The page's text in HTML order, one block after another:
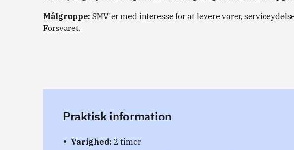
Målgruppe: SMV'er med interesse for at levere varer,
Forsvaret.
Praktisk information
Varighed: 2 timer